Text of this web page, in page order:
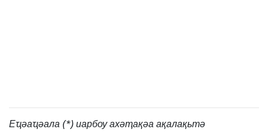
Еҵәаҵәала (*) иарбоу ахәҭақәа ақалақьтә